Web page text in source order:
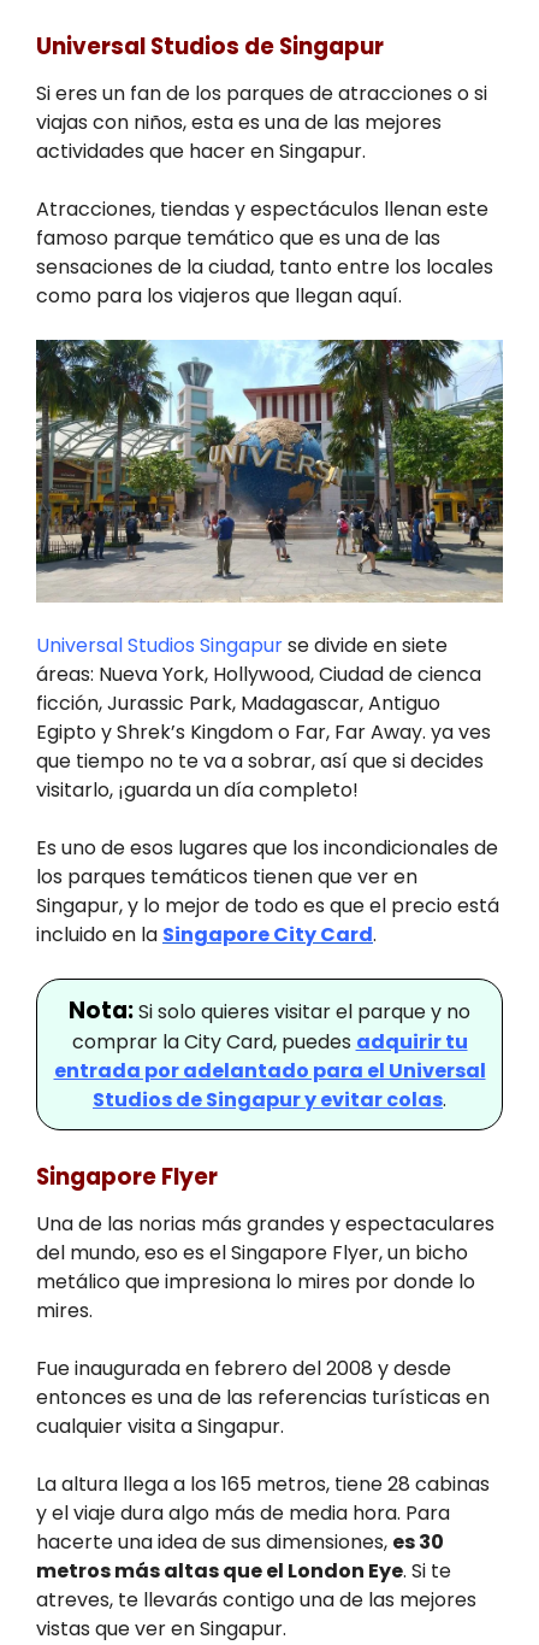
Universal Studios de Singapur
Si eres un fan de los parques de atracciones o si
viajas con niños, esta es una de las mejores
actividades que hacer en Singapur.
Atracciones, tiendas y espectáculos llenan este
famoso parque temático que es una de las
sensaciones de la ciudad, tanto entre los locales
como para los viajeros que llegan aquí.
Universal Studios Singapurse divide en siete
áreas: Nueva York, Hollywood, Ciudad de cienca
ficción, Jurassic Park, Madagascar, Antiguo
Egipto y Shrek’s Kingdom o Far, Far Away. ya ves
que tiempo no te va a sobrar, así que si decides
visitarlo, ¡guarda un día completo!
Es uno de esos lugares que los incondicionales de
los parques temáticos tienen que ver en
Singapur, y lo mejor de todo es que el precio está
incluido en la Singapore City Card.
Nota:Si solo quieres visitar el parque y no
comprar la City Card, puedes adquirir tu
entrada por adelantado para el Universal
Studios de Singapur y evitar colas.
Singapore Flyer
Una de las norias más grandes y espectaculares
del mundo, eso es el Singapore Flyer, un bicho
metálico que impresiona lo mires por donde lo
mires.
Fue inaugurada en febrero del 2008 y desde
entonces es una de las referencias turísticas en
cualquier visita a Singapur.
La altura llega a los 165 metros, tiene 28 cabinas
y el viaje dura algo más de media hora. Para
hacerte una idea de sus dimensiones, es 30
metros más altas que el London Eye. Si te
atreves, te llevarás contigo una de las mejores
vistas que ver en Singapur.